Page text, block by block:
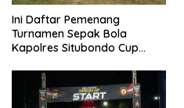
Ini Daftar Pemenang
Turnamen Sepak Bola
Kapolres Situbondo Cup
10 Tahun